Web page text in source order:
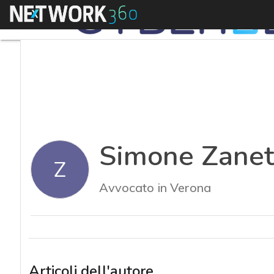
Menu
Z Simone
Avvocato in Verona